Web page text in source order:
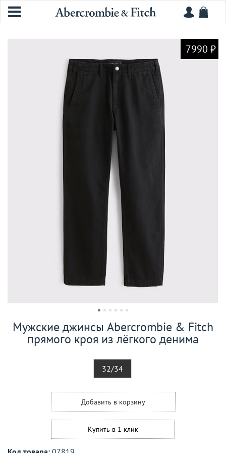
7990 ₽
Мужские джинсы Abercrombie & Fitch
прямого кроя из лёгкого денима
32/34
Добавить в корзину
Купить в 1 клик